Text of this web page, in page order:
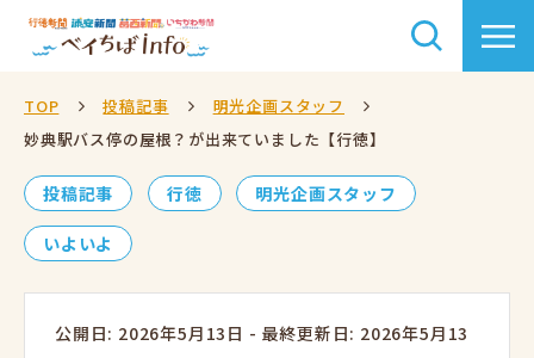
TOP 投稿記事
明光企画スタッフ
妙典駅バス停の屋根？が出来ていました【行徳】
投稿記事 行徳 明光企画スタッフ
いよいよ
公開日: 2026年5月13日 - 最終更新日: 2026年5月13